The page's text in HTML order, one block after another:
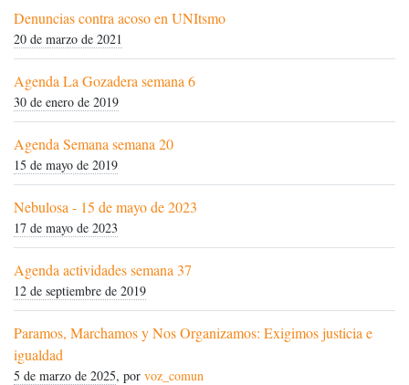
Denuncias contra acoso en UNItsmo
20 de marzo de 2021
Agenda La Gozadera semana 6
30 de enero de 2019
Agenda Semana semana 20
15 de mayo de 2019
Nebulosa - 15 de mayo de 2023
17 de mayo de 2023
Agenda actividades semana 37
12 de septiembre de 2019
Paramos, Marchamos y Nos Organizamos: Exigimos justicia e
igualdad
5 de marzo de 2025, por voz_comun